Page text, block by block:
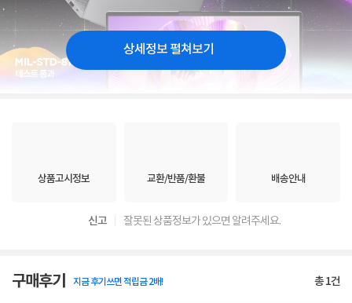
상세정보 펼쳐보기
상품고시정보 교환/반품/환불 배송안내
신고 잘못된 상품정보가 있으면 알려주세요.
구매후기 지금 후기쓰면 적립금 2배! 총1건